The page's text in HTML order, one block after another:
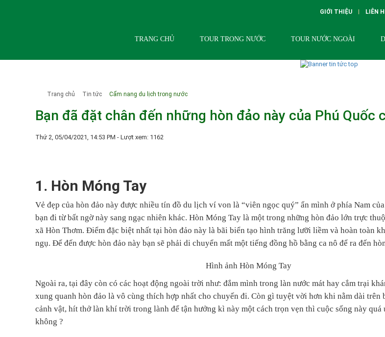
GIỚI THIỆU LIÊN
TRANG CHỦ TOUR TRONG NƯỚC TOUR NƯỚC NGOÀI
Trang chủ Tin tức Cẩm nang du lịch trong nước
Bạn đã đặt chân đến những hòn đảo này của Phú Quốc
Thứ 2, 05/04/2021, 14:53 PM - Lượt xem: 1162
1. Hòn Móng Tay
Vẻ đẹp của hòn đảo này được nhiều tín đồ du lịch ví von là “viên ngọc quý” ẩn mình ở phía Nam
bạn đi từ bất ngờ này sang ngạc nhiên khác. Hòn Móng Tay là một trong những hòn đảo lớn trực
xã Hòn Thơm. Điểm đặc biệt nhất tại hòn đảo này là bãi biển tạo hình trăng lưỡi liềm và hoàn toàn
ngụ. Để đến được hòn đảo này bạn sẽ phải di chuyển mất một tiếng đồng hồ bằng ca nô để ra đến
Hình ảnh Hòn Móng Tay
Ngoài ra, tại đây còn có các hoạt động ngoài trời như: đắm mình trong làn nước mát hay cắm trại
xung quanh hòn đảo là vô cùng thích hợp nhất cho chuyến đi. Còn gì tuyệt vời hơn khi nằm dài trên
cảnh vật, hít thở làn khí trời trong lành để tận hưởng kì này một cách trọn vẹn thì cuộc sống này
không ?